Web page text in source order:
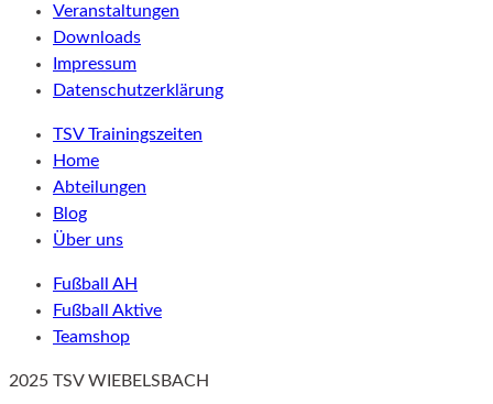
Veranstaltungen
Downloads
Impressum
Datenschutzerklärung
TSV Trainingszeiten
Home
Abteilungen
Blog
Über uns
Fußball AH
Fußball Aktive
Teamshop
2025 TSV WIEBELSBACH